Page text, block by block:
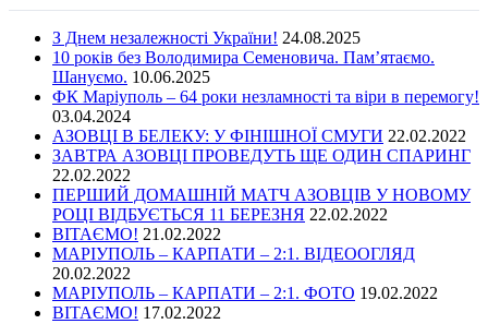
З Днем незалежності України! 24.08.2025
10 років без Володимира Семеновича. Пам’ятаємо.
Шануємо. 10.06.2025
ФК Маріуполь – 64 роки незламності та віри в перемогу!
03.04.2024
АЗОВЦІ В БЕЛЕКУ: У ФІНІШНОЇ СМУГИ 22.02.2022
ЗАВТРА АЗОВЦІ ПРОВЕДУТЬ ЩЕ ОДИН СПАРИНГ
22.02.2022
ПЕРШИЙ ДОМАШНІЙ МАТЧ АЗОВЦІВ У НОВОМУ
РОЦІ ВІДБУЄТЬСЯ 11 БЕРЕЗНЯ 22.02.2022
ВІТАЄМО! 21.02.2022
МАРІУПОЛЬ – КАРПАТИ – 2:1. ВІДЕООГЛЯД
20.02.2022
МАРІУПОЛЬ – КАРПАТИ – 2:1. ФОТО 19.02.2022
ВІТАЄМО! 17.02.2022